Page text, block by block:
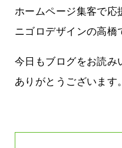
ホームページ集客で応
ニゴロデザインの高橋
今日もブログをお読み
ありがとうございます。
信を持
なんです
ニゴ
なく